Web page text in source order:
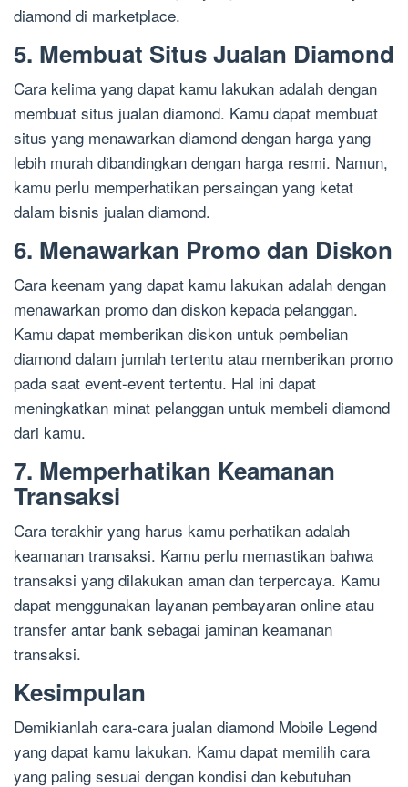
diamond di marketplace.
5. Membuat Situs Jualan Diamond
Cara kelima yang dapat kamu lakukan adalah dengan
membuat situs jualan diamond. Kamu dapat membuat
situs yang menawarkan diamond dengan harga yang
lebih murah dibandingkan dengan harga resmi. Namun,
kamu perlu memperhatikan persaingan yang ketat
dalam bisnis jualan diamond.
6. Menawarkan Promo dan Diskon
Cara keenam yang dapat kamu lakukan adalah dengan
menawarkan promo dan diskon kepada pelanggan.
Kamu dapat memberikan diskon untuk pembelian
diamond dalam jumlah tertentu atau memberikan promo
pada saat event-event tertentu. Hal ini dapat
meningkatkan minat pelanggan untuk membeli diamond
dari kamu.
7. Memperhatikan Keamanan
Transaksi
Cara terakhir yang harus kamu perhatikan adalah
keamanan transaksi. Kamu perlu memastikan bahwa
transaksi yang dilakukan aman dan terpercaya. Kamu
dapat menggunakan layanan pembayaran online atau
transfer antar bank sebagai jaminan keamanan
transaksi.
Kesimpulan
Demikianlah cara-cara jualan diamond Mobile Legend
yang dapat kamu lakukan. Kamu dapat memilih cara
yang paling sesuai dengan kondisi dan kebutuhan